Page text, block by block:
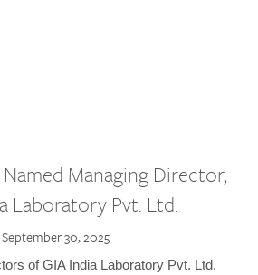
Managing Director,
Laboratory Pvt. Ltd.
September 30, 2025
of GIA India Laboratory Pvt. Ltd.